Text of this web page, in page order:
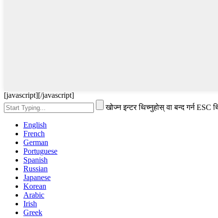
[javascript][/javascript]
खोज्न इन्टर थिच्नुहोस् वा बन्द गर्न ESC
English
French
German
Portuguese
Spanish
Russian
Japanese
Korean
Arabic
Irish
Greek